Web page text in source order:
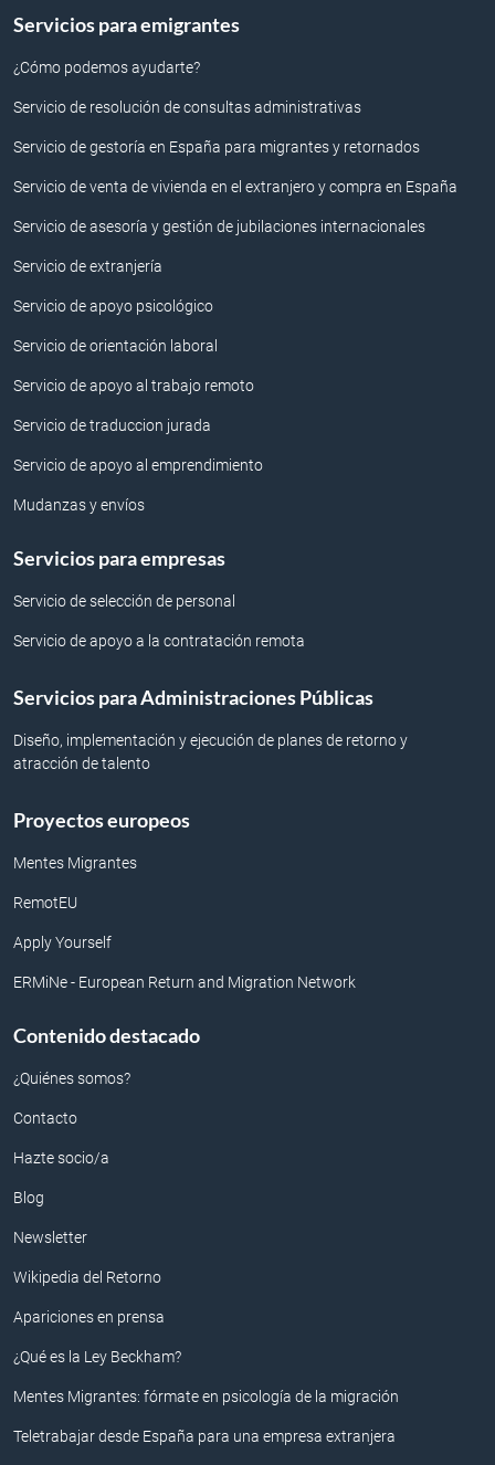
Servicios para emigrantes
¿Cómo podemos ayudarte?
Servicio de resolución de consultas administrativas
Servicio de gestoría en España para migrantes y retornados
Servicio de venta de vivienda en el extranjero y compra en España
Servicio de asesoría y gestión de jubilaciones internacionales
Servicio de extranjería
Servicio de apoyo psicológico
Servicio de orientación laboral
Servicio de apoyo al trabajo remoto
Servicio de traduccion jurada
Servicio de apoyo al emprendimiento
Mudanzas y envíos
Servicios para empresas
Servicio de selección de personal
Servicio de apoyo a la contratación remota
Servicios para Administraciones Públicas
Diseño, implementación y ejecución de planes de retorno y
atracción de talento
Proyectos europeos
Mentes Migrantes
RemotEU
Apply Yourself
ERMiNe - European Return and Migration Network
Contenido destacado
¿Quiénes somos?
Contacto
Hazte socio/a
Blog
Newsletter
Wikipedia del Retorno
Apariciones en prensa
¿Qué es la Ley Beckham?
Mentes Migrantes: fórmate en psicología de la migración
Teletrabajar desde España para una empresa extranjera